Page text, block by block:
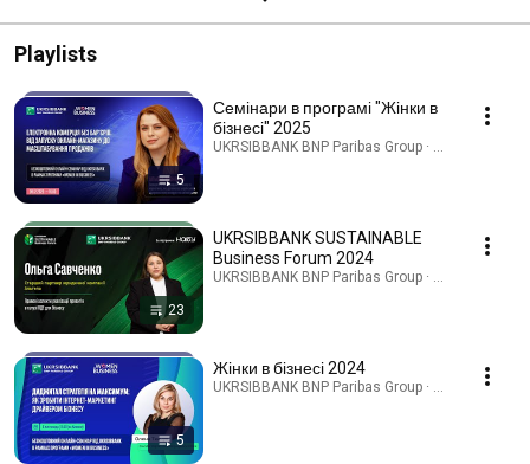
Playlists
5
Семінари в програмі "Жінки в
бізнесі" 2025
UKRSIBBANK BNP Paribas Group · Playlist
23
UKRSIBBANK SUSTAINABLE
Business Forum 2024
UKRSIBBANK BNP Paribas Group · Playlist
5
Жінки в бізнесі 2024
UKRSIBBANK BNP Paribas Group · Playlist